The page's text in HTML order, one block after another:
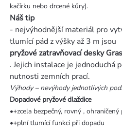
kačírku nebo drcené kůry).
Náš tip
- nejvýhodnější materiál pro
tlumící pád z výšky až 3 m jsou
pryžové zatravňovací desky
. Jejich instalace je jednoduchá
nutnosti zemních prací.
Výhody – nevýhody jednotlivých
Dopadové pryžové dlaždice
•+zcela bezpečný, rovný , ohraničený
•+plní tlumící funkci při dopadu